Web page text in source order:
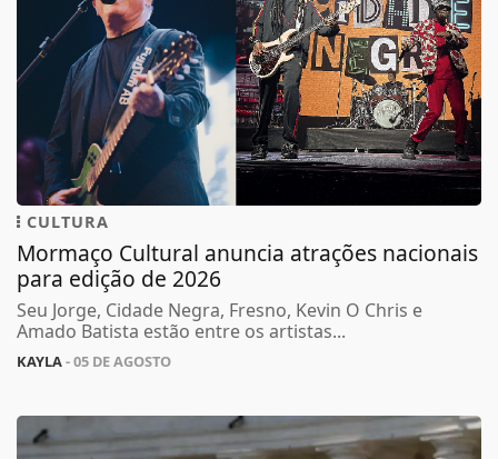
CULTURA
Mormaço Cultural anuncia atrações nacionais
para edição de 2026
Seu Jorge, Cidade Negra, Fresno, Kevin O Chris e
Amado Batista estão entre os artistas...
KAYLA- 05 DE AGOSTO